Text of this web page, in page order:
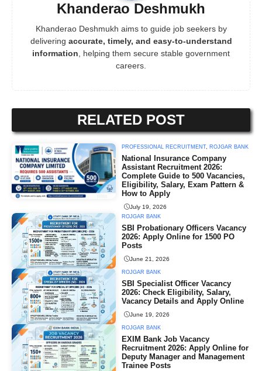
Khanderao Deshmukh
Khanderao Deshmukh aims to guide job seekers by
delivering accurate, timely, and easy-to-understand
information, helping them secure stable government
careers.
RELATED POST
PROFESSIONAL RECRUITMENT, ROJGAR BANK
National Insurance Company
Assistant Recruitment 2026:
Complete Guide to 500 Vacancies,
Eligibility, Salary, Exam Pattern &
How to Apply
July 19, 2026
ROJGAR BANK
SBI Probationary Officers Vacancy
2026: Apply Online for 1500 PO
Posts
June 21, 2026
ROJGAR BANK
SBI Specialist Officer Vacancy
2026: Check Eligibility, Salary,
Vacancy Details and Apply Online
June 19, 2026
ROJGAR BANK
EXIM Bank Job Vacancy
Recruitment 2026: Apply Online for
Deputy Manager and Management
Trainee Posts